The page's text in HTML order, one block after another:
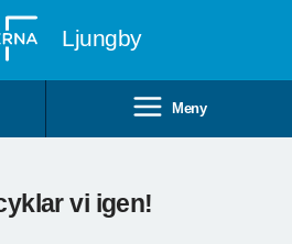
Ljungby
Meny
vi igen!